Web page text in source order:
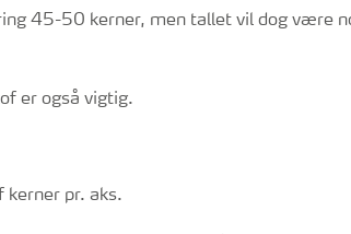
45-50 kerner, men tallet vil dog være
er også vigtig.
kerner pr. aks.